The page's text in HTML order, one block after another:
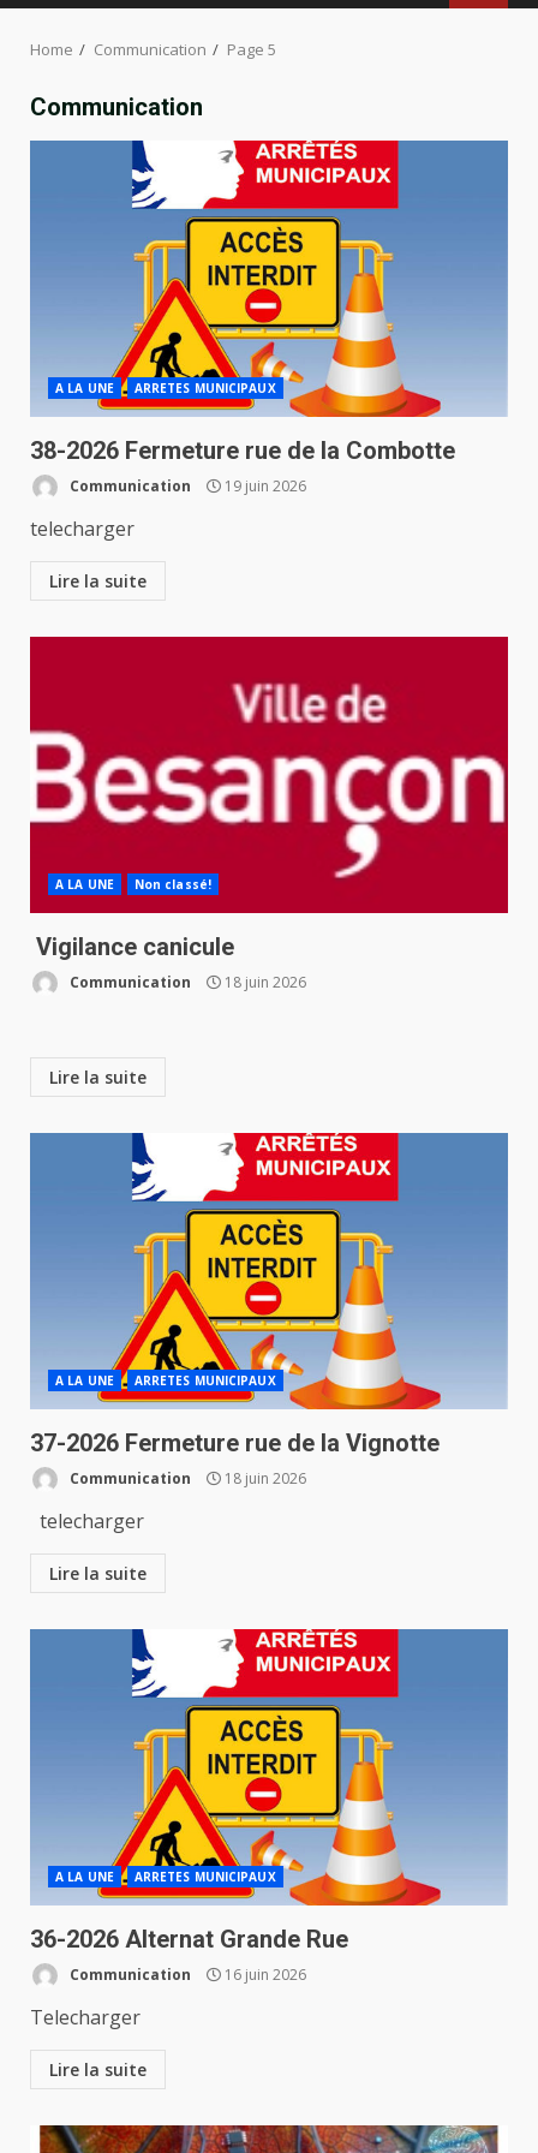
Home Communication Page 5
Communication
A LA UNE ARRETES MUNICIPAUX
38-2026 Fermeture rue de la Combotte
Communication 19 juin 2026
telecharger
Lire la suite
A LA UNE Non classé!
️ Vigilance canicule
Communication 18 juin 2026
Lire la suite
A LA UNE ARRETES MUNICIPAUX
37-2026 Fermeture rue de la Vignotte
Communication 18 juin 2026
telecharger
Lire la suite
A LA UNE ARRETES MUNICIPAUX
36-2026 Alternat Grande Rue
Communication 16 juin 2026
Telecharger
Lire la suite